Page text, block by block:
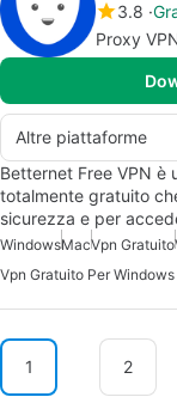
3.8
Proxy
Altre piattaforme
Betternet Free VPN è
totalmente gratuito
sicurezza e per
WindowsMacVpn Gratuito
Vpn Gratuito Per Windows
1 2